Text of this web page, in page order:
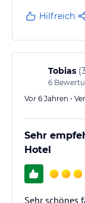
Hilfreich
Tobias (
6
Vor 6 Jahren •
Sehr
Hotel
Sehr schönes